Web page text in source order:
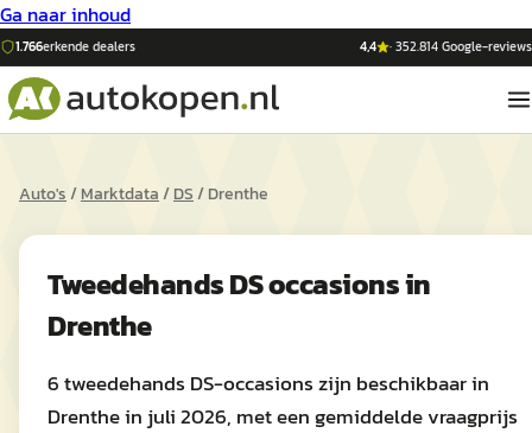
Ga naar inhoud
1.766erkende dealers 4,4 ·352.814Google-reviews
Auto's/Marktdata/DS/Drenthe
TweedehandsDSoccasions in
Drenthe
6 tweedehands DS-occasions zijn beschikbaar in
Drenthe in juli 2026, met een gemiddelde vraagprijs